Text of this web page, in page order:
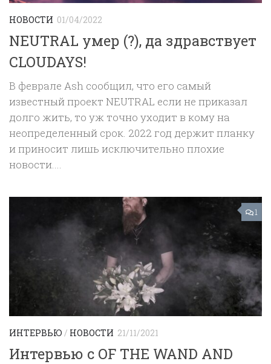
НОВОСТИ 01/04/2022
NEUTRAL умер (?), да здравствует
CLOUDAYS!
В феврале Ash сообщил, что его самый
известный проект NEUTRAL если не приказал
долго жить, то уж точно уходит в кому на
неопределенный срок. 2022 год держит планку
и приносит лишь исключительно плохие
новости....
1
ИНТЕРВЬЮ / НОВОСТИ 21/11/2021
Интервью с OF THE WAND AND